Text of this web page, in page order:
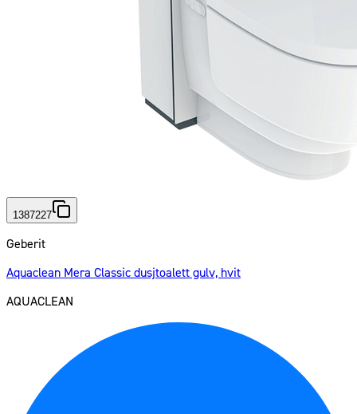
1387227
Geberit
Aquaclean Mera Classic dusjtoalett gulv, hvit
AQUACLEAN